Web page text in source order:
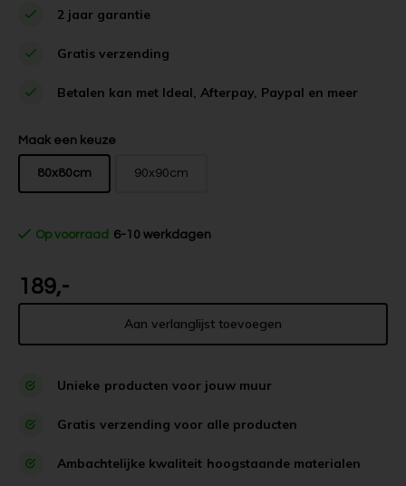
2 jaar garantie
Gratis verzending
Betalen kan met Ideal, Afterpay, Paypal en meer
Maak een keuze
80x80cm 90x90cm
Op voorraad 6-10 werkdagen
189,-
Aan verlanglijst toevoegen
Unieke producten voor jouw muur
Gratis verzending voor alle producten
Ambachtelijke kwaliteit hoogstaande materialen